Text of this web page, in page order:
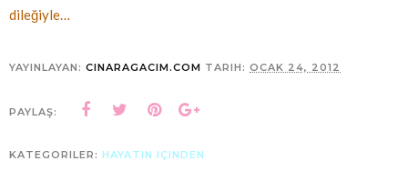
dileğiyle…
YAYINLAYAN: CINARAGACIM.COM TARIH: OCAK 24, 2012
PAYLAŞ:
KATEGORILER: HAYATIN IÇINDEN